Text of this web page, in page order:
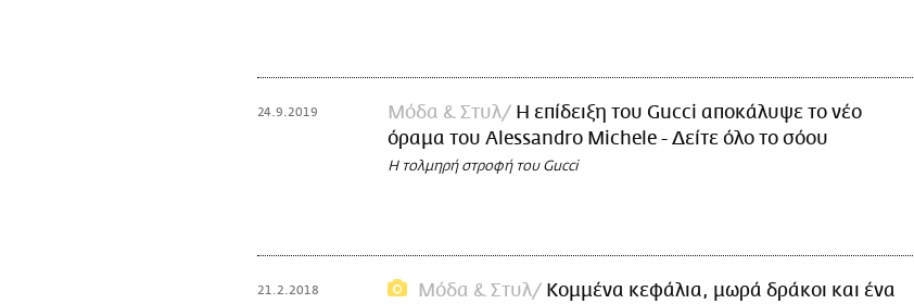
24.9.2019 Μόδα & Στυλ
Η επίδειξη του Gucci αποκάλυψε το νέο
όραμα του Alessandro Michele - Δείτε όλο το σόου
Η τολμηρή στροφή του Gucci
21.2.2018 Μόδα & Στυλ
Κομμένα κεφάλια, μωρά δράκοι και ένα